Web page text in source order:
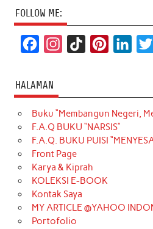
FOLLOW ME:
c
e
b
o
o
k
t
a
g
r
a
m
T
o
k
t
e
r
k
e
d
HALAMAN
Buku “Membangun Negeri,
F.A.Q BUKU “NARSIS”
F.A.Q. BUKU PUISI
Front Page
Karya & Kiprah
KOLEKSI E-BOOK
Kontak Saya
MY ARTICLE @YAHOO
Portofolio